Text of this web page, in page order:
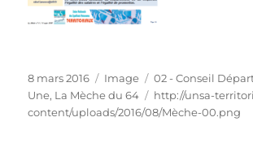
Publié
le
8 mars 2016 Format
Image Catégories
02 - Conseil
Une, La Mèche du 64 Étiquettes
http://unsa-
content/uploads/2016/08/Mèche-00.png